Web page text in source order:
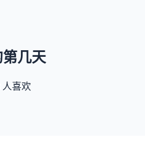
第几天
人喜欢